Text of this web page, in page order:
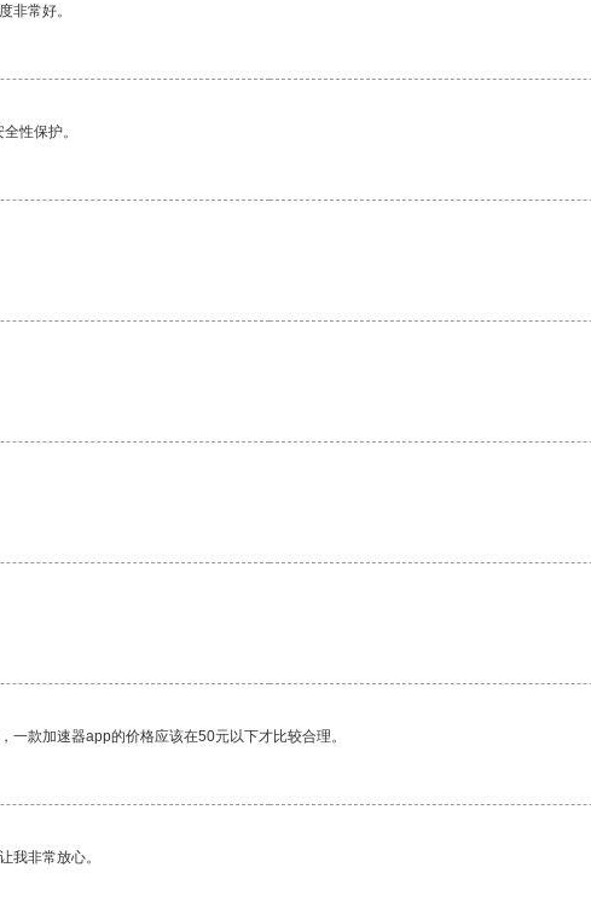
非常好。
性保护。
款加速器app的价格应该在50元以下才比较合理。
我非常放心。